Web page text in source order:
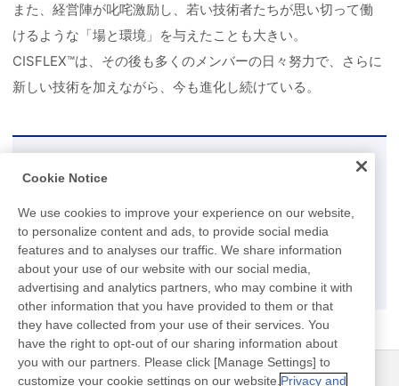
また、経営陣が叱咤激励し、若い技術者たちが思い切って働
けるような「場と環境」を与えたことも大きい。
CISFLEX™は、その後も多くのメンバーの日々努力で、さらに
新しい技術を加えながら、今も進化し続けている。
研究開発に関するお問い合わせ
研究開発に関するお問い合わせは、こちらのお問い合わせフ
ォームをご利用ください。
お問い合わせ
ニュース お問い合わせ
Cookie Notice
We use cookies to improve your experience on our website,
to personalize content and ads, to provide social media
features and to analyses our traffic. We share information
about your use of our website with our social media,
advertising and analytics partners, who may combine it with
other information that you have provided to them or that
they have collected from your use of their services. You
have the right to opt-out of our sharing information about
you with our partners. Please click [Manage Settings] to
customize your cookie settings on our website. Privacy and